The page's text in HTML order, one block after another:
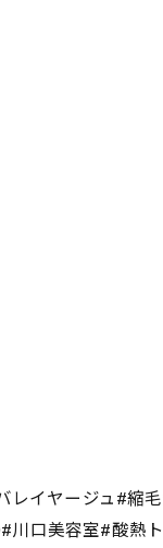
イヤージュ#縮
口美容室#酸熱